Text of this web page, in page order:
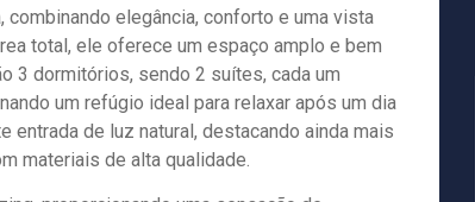
elegância, conforto e uma vista
total, ele oferece um espaço amplo e bem
3 dormitórios, sendo 2 suítes, cada um
um refúgio ideal para relaxar após um dia
entrada de luz natural, destacando ainda mais
materiais de alta qualidade.